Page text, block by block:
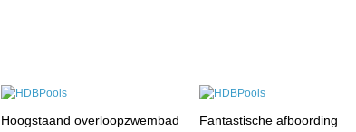
Hoogstaand overloopzwembad Fantastische afboording